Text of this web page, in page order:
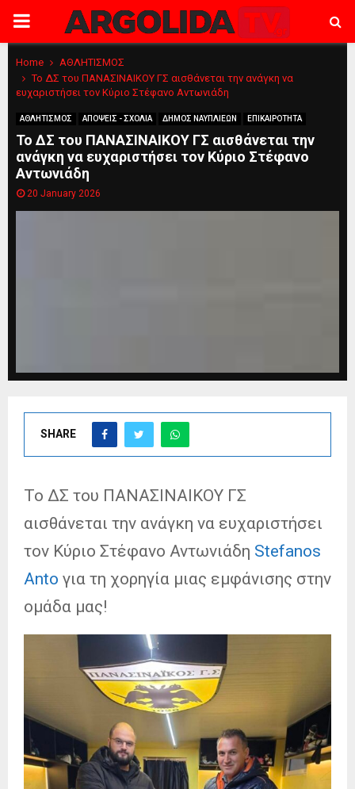
PRIMARY
MENU
Home
ΑΘΛΗΤΙΣΜΟΣ
Το ΔΣ του ΠΑΝΑΣΙΝΑΙΚΟΥ ΓΣ αισθάνεται την ανάγκη να
ευχαριστήσει τον Κύριο Στέφανο Αντωνιάδη
ΑΘΛΗΤΙΣΜΟΣ ΑΠΟΨΕΙΣ - ΣΧΟΛΙΑ ΔΗΜΟΣ ΝΑΥΠΛΙΕΩΝ ΕΠΙΚΑΙΡΟΤΗΤΑ
Το ΔΣ του ΠΑΝΑΣΙΝΑΙΚΟΥ ΓΣ αισθάνεται την
ανάγκη να ευχαριστήσει τον Κύριο Στέφανο
Αντωνιάδη
20 January 2026
SHARE
Το ΔΣ του ΠΑΝΑΣΙΝΑΙΚΟΥ ΓΣ
αισθάνεται την ανάγκη να ευχαριστήσει
τον Κύριο Στέφανο Αντωνιάδη Stefanos
Anto για τη χορηγία μιας εμφάνισης στην
ομάδα μας!